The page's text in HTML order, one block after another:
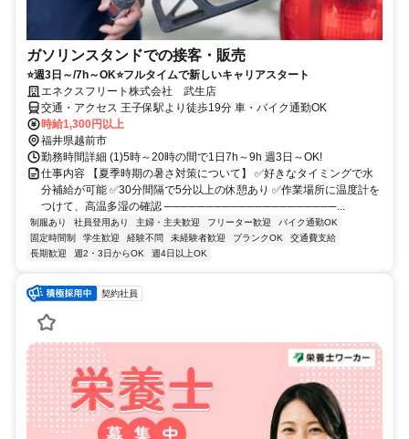
ガソリンスタンドでの接客・販売
⭐週3日～/7h～OK⭐フルタイムで新しいキャリアスタート
エネクスフリート株式会社 武生店
交通・アクセス 王子保駅より徒歩19分 車・バイク通勤OK
時給1,300円以上
福井県越前市
勤務時間詳細 (1)5時～20時の間で1日7h～9h 週3日～OK!
仕事内容 【夏季時期の暑さ対策について】 ✅好きなタイミングで水
分補給が可能 ✅30分間隔で5分以上の休憩あり ✅作業場所に温度計を
つけて、高温多湿の確認 ─────────────────────...
制服あり 社員登用あり 主婦・主夫歓迎 フリーター歓迎
バイク通勤OK
固定時間制
学生歓迎 経験不問 未経験者歓迎 ブランクOK
交通費支給
長期歓迎
週2・3日からOK 週4日以上OK
契約社員